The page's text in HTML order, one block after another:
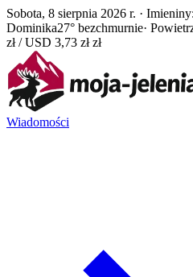
Sobota, 8 sierpnia 2026 r. ·
Dominika27° bezchmurnie·
zł / USD 3,73 zł zł
Wiadomości